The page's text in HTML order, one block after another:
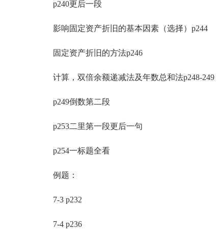
p240更后一段
影响固定资产折旧的基本因素（选择）p244
固定资产折旧的方法p246
计算，双倍余额递减法及年数总和法p248-249
p249倒数第二段
p253二里第一段更后一句
p254一标题全看
例题：
7-3 p232
7-4 p236